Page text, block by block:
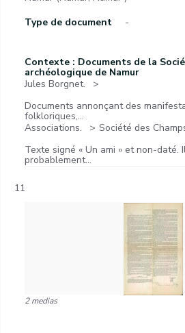
Type de document
-
Contexte : Documents de la
archéologique de Namur
Jules Borgnet.
Documents annonçant des
folkloriques,...
Associations.
Société des
Texte signé « Un ami » et non-daté.
probablement...
11
2 medias